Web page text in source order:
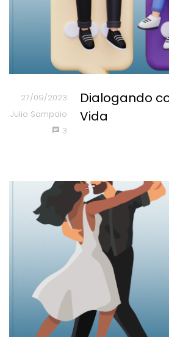
27/09/2023
Julio Sampaio
3
Dialogando
Vida